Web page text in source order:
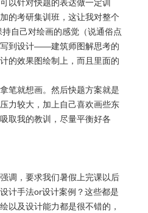
以针对快题的表达做一定训
的考研集训班，这让我对整个
自己对绘画的感觉（说通俗点
到设计——建筑师图解思考的
的效果图绘制上，而且里面的
笔就想画。然后快题方案就是
力较大，加上自己喜欢画些东
取我的教训，尽量平衡好各
调，要求我们暑假上完课以后
计手法or设计案例？这些都是
以及设计能力都是很不错的，